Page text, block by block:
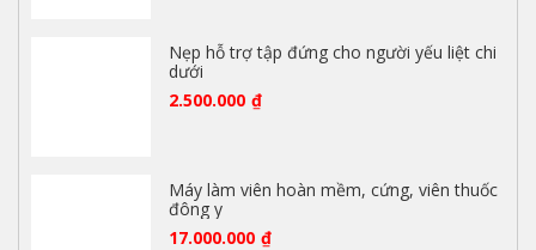
Nẹp hỗ trợ tập đứng cho người yếu liệt chi
dưới
2.500.000 ₫
Máy làm viên hoàn mềm, cứng, viên thuốc
đông y
17.000.000 ₫